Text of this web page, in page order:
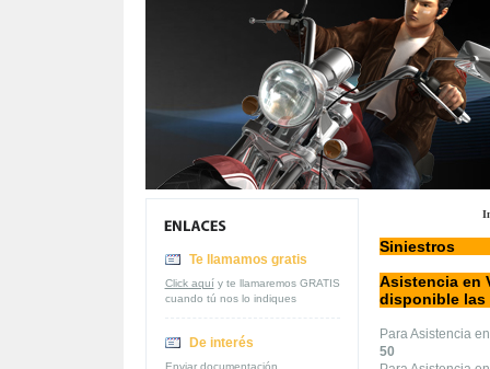
Te llamamos gratis
Click aquíy te llamaremos GRATIS
cuando tú nos lo indiques
De interés
Enviar documentación
Siniestros
Asistencia en
disponible las
Para Asistencia
50